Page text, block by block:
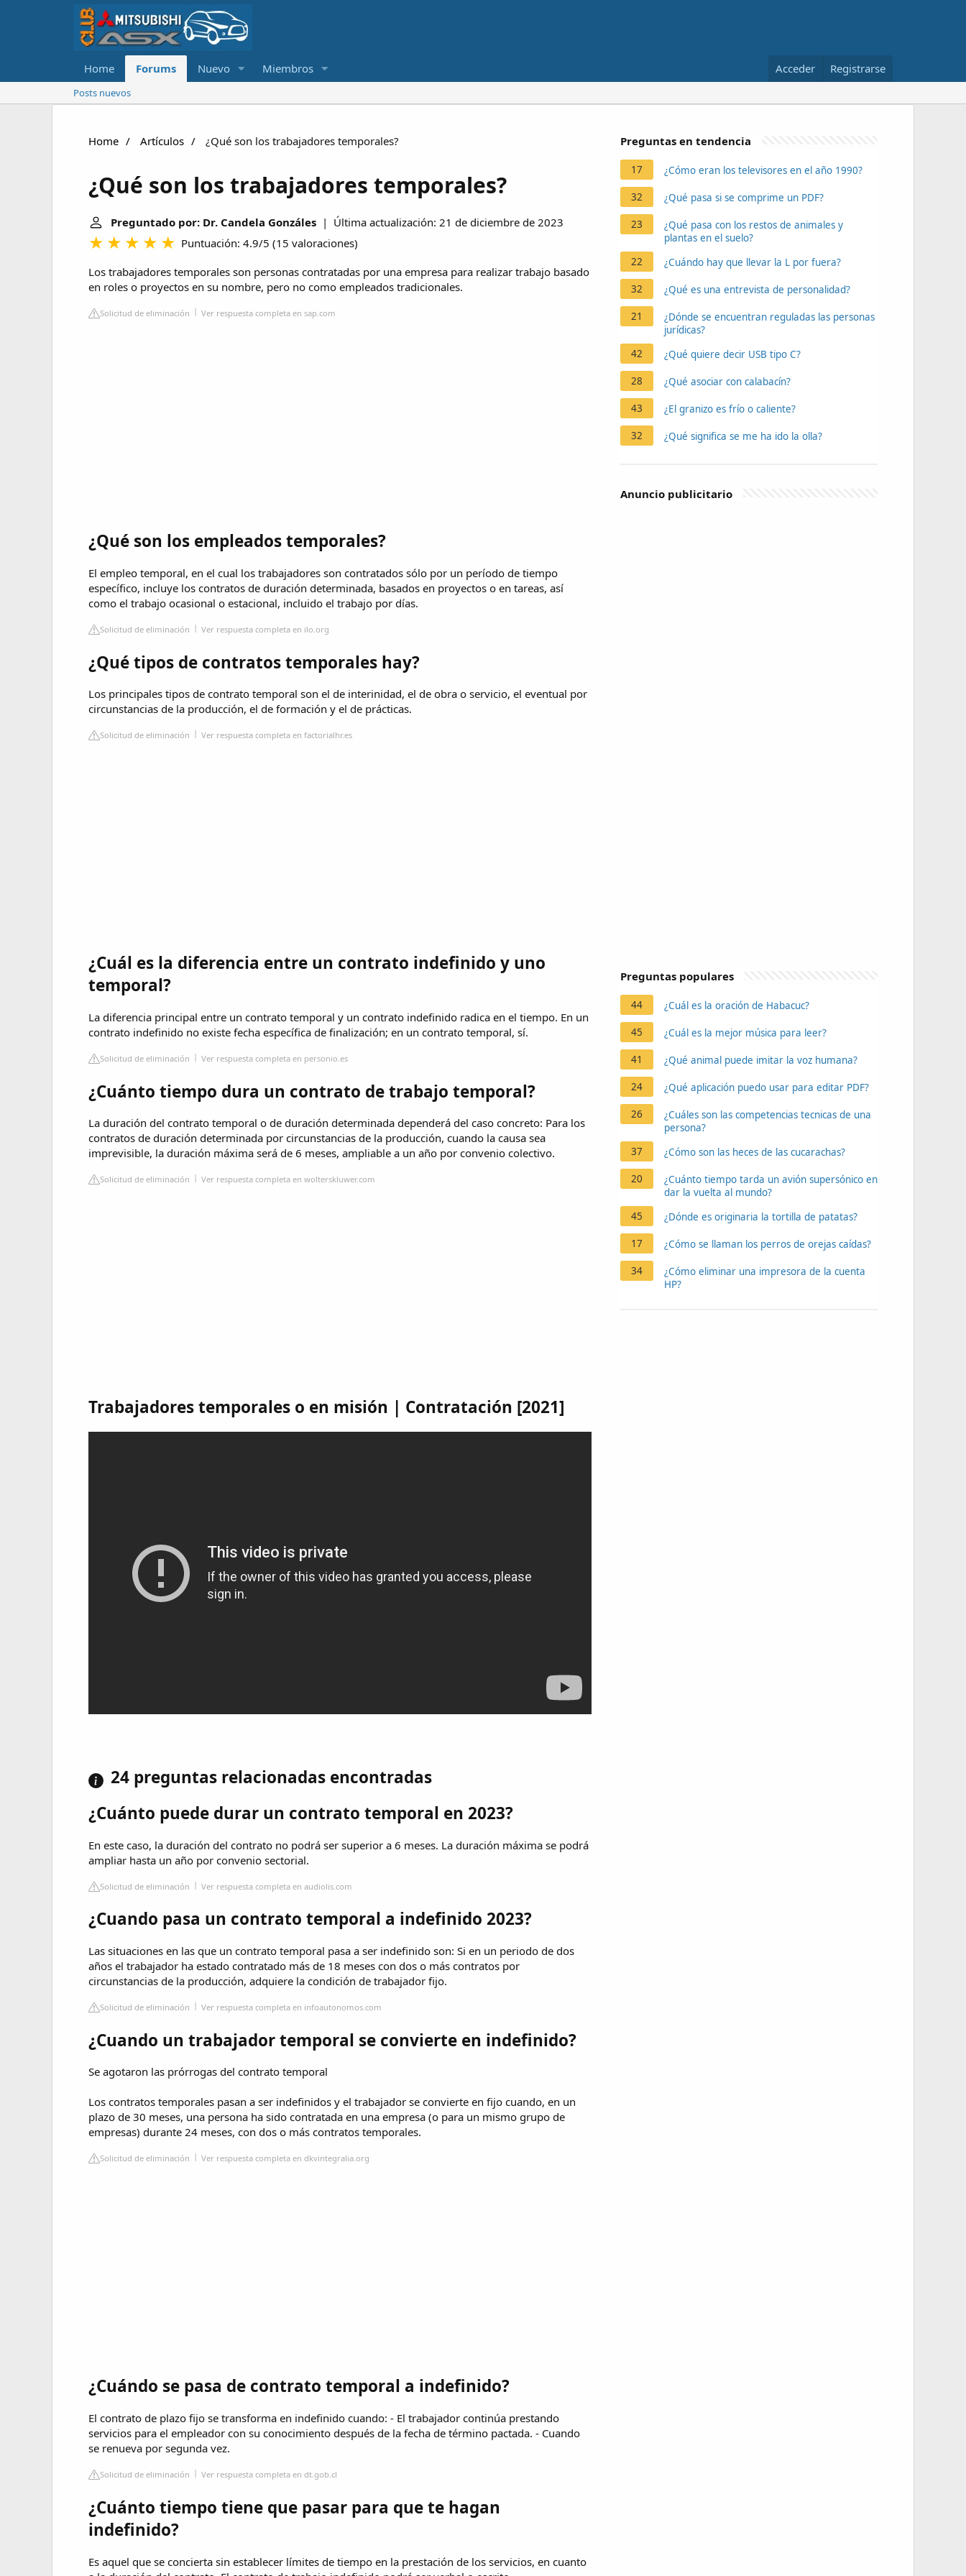
Home Forums Nuevo Miembros Acceder Registrarse
Posts nuevos
Home Artículos ¿Qué son los trabajadores temporales?
¿Qué son los trabajadores temporales?
Preguntado por: Dr. Candela Gonzáles | Última actualización: 21 de diciembre de 2023
Puntuación: 4.9/5 (15 valoraciones)
Los trabajadores temporales son personas contratadas por una empresa para realizar trabajo basado
en roles o proyectos en su nombre, pero no como empleados tradicionales.
Solicitud de eliminación Ver respuesta completa en sap.com
¿Qué son los empleados temporales?
El empleo temporal, en el cual los trabajadores son contratados sólo por un período de tiempo
específico, incluye los contratos de duración determinada, basados en proyectos o en tareas, así
como el trabajo ocasional o estacional, incluido el trabajo por días.
Solicitud de eliminación Ver respuesta completa en ilo.org
¿Qué tipos de contratos temporales hay?
Los principales tipos de contrato temporal son el de interinidad, el de obra o servicio, el eventual por
circunstancias de la producción, el de formación y el de prácticas.
Solicitud de eliminación Ver respuesta completa en factorialhr.es
¿Cuál es la diferencia entre un contrato indefinido y uno
temporal?
La diferencia principal entre un contrato temporal y un contrato indefinido radica en el tiempo. En un
contrato indefinido no existe fecha específica de finalización; en un contrato temporal, sí.
Solicitud de eliminación Ver respuesta completa en personio.es
¿Cuánto tiempo dura un contrato de trabajo temporal?
La duración del contrato temporal o de duración determinada dependerá del caso concreto: Para los
contratos de duración determinada por circunstancias de la producción, cuando la causa sea
imprevisible, la duración máxima será de 6 meses, ampliable a un año por convenio colectivo.
Solicitud de eliminación Ver respuesta completa en wolterskluwer.com
Trabajadores temporales o en misión | Contratación [2021]
24 preguntas relacionadas encontradas
¿Cuánto puede durar un contrato temporal en 2023?
En este caso, la duración del contrato no podrá ser superior a 6 meses. La duración máxima se podrá
ampliar hasta un año por convenio sectorial.
Solicitud de eliminación Ver respuesta completa en audiolis.com
¿Cuando pasa un contrato temporal a indefinido 2023?
Las situaciones en las que un contrato temporal pasa a ser indefinido son: Si en un periodo de dos
años el trabajador ha estado contratado más de 18 meses con dos o más contratos por
circunstancias de la producción, adquiere la condición de trabajador fijo.
Solicitud de eliminación Ver respuesta completa en infoautonomos.com
¿Cuando un trabajador temporal se convierte en indefinido?
Se agotaron las prórrogas del contrato temporal
Los contratos temporales pasan a ser indefinidos y el trabajador se convierte en fijo cuando, en un
plazo de 30 meses, una persona ha sido contratada en una empresa (o para un mismo grupo de
empresas) durante 24 meses, con dos o más contratos temporales.
Solicitud de eliminación Ver respuesta completa en dkvintegralia.org
¿Cuándo se pasa de contrato temporal a indefinido?
El contrato de plazo fijo se transforma en indefinido cuando: - El trabajador continúa prestando
servicios para el empleador con su conocimiento después de la fecha de término pactada. - Cuando
se renueva por segunda vez.
Solicitud de eliminación Ver respuesta completa en dt.gob.cl
¿Cuánto tiempo tiene que pasar para que te hagan
indefinido?
Es aquel que se concierta sin establecer límites de tiempo en la prestación de los servicios, en cuanto
Preguntas en tendencia
17 ¿Cómo eran los televisores en el año 1990?
32 ¿Qué pasa si se comprime un PDF?
23
¿Qué pasa con los restos de animales y
plantas en el suelo?
22
¿Cuándo hay que llevar la L por fuera?
32 ¿Qué es una entrevista de personalidad?
21
¿Dónde se encuentran reguladas las personas
jurídicas?
42
¿Qué quiere decir USB tipo C?
28 ¿Qué asociar con calabacín?
43 ¿El granizo es frío o caliente?
32 ¿Qué significa se me ha ido la olla?
Anuncio publicitario
Preguntas populares
44 ¿Cuál es la oración de Habacuc?
45 ¿Cuál es la mejor música para leer?
41 ¿Qué animal puede imitar la voz humana?
24 ¿Qué aplicación puedo usar para editar PDF?
26
¿Cuáles son las competencias tecnicas de una
persona?
37
¿Cómo son las heces de las cucarachas?
20
¿Cuánto tiempo tarda un avión supersónico en
dar la vuelta al mundo?
45
¿Dónde es originaria la tortilla de patatas?
17 ¿Cómo se llaman los perros de orejas caídas?
34
¿Cómo eliminar una impresora de la cuenta
HP?